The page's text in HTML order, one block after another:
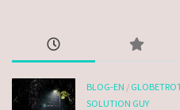
BLOG-EN /
SOLUTION GUY